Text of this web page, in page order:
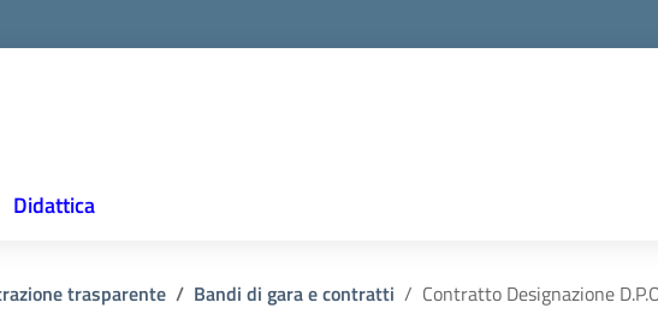
Didattica
trasparente Bandi di gara e contratti Contratto Designazione